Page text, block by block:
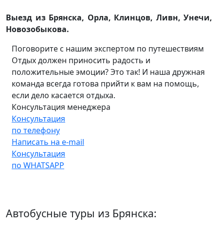
Выезд из Брянска, Орла, Клинцов, Ливн, Унечи,
Новозобыкова.
Поговорите с нашим экспертом по путешествиям
Отдых должен приносить радость и
положительные эмоции? Это так! И наша дружная
команда всегда готова прийти к вам на помощь,
если дело касается отдыха.
Консультация менеджера
Консультация
по телефону
Написать на e-mail
Консультация
по WHATSAPP
Автобусные туры из Брянска: